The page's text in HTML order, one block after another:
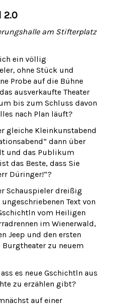
2.0
am Stifterplatz
ein völlig
ohne Stück und
Probe auf die Bühne
ausverkaufte Theater
bis zum Schluss davon
nach Plan läuft?
gleiche Kleinkunstabend
dann über
und das Publikum
das Beste, dass Sie
Düringer!“?
Schauspieler dreißig
Text von
vom Heiligen
im Wienerwald,
Jeep und den ersten
zu neuem
es neue Gschichtln aus
zu erzählen gibt?
auf einer